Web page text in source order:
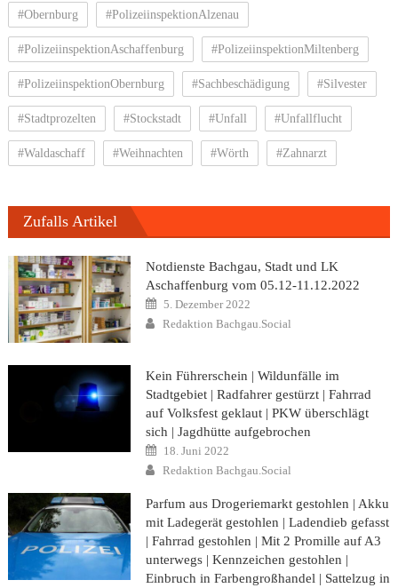
#Obernburg #PolizeiinspektionAlzenau
#PolizeiinspektionAschaffenburg #PolizeiinspektionMiltenberg
#PolizeiinspektionObernburg #Sachbeschädigung #Silvester
#Stadtprozelten #Stockstadt #Unfall #Unfallflucht
#Waldaschaff #Weihnachten #Wörth #Zahnarzt
Zufalls Artikel
Notdienste Bachgau, Stadt und LK
Aschaffenburg vom 05.12-11.12.2022
Posted
on
5. Dezember 2022
Author
Redaktion Bachgau.Social
Kein Führerschein | Wildunfälle im
Stadtgebiet | Radfahrer gestürzt | Fahrrad
auf Volksfest geklaut | PKW überschlägt
sich | Jagdhütte aufgebrochen
Posted
on
18. Juni 2022
Author
Redaktion Bachgau.Social
Parfum aus Drogeriemarkt gestohlen | Akku
mit Ladegerät gestohlen | Ladendieb gefasst
| Fahrrad gestohlen | Mit 2 Promille auf A3
unterwegs | Kennzeichen gestohlen |
Einbruch in Farbengroßhandel | Sattelzug in